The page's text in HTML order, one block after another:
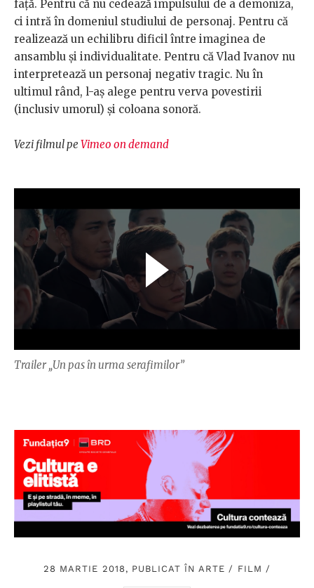
față. Pentru că nu cedează impulsului de a demoniza,
ci intră în domeniul studiului de personaj. Pentru că
realizează un echilibru dificil între imaginea de
ansamblu și individualitate. Pentru că Vlad Ivanov nu
interpretează un personaj negativ tragic. Nu în
ultimul rând, l-aș alege pentru verva povestirii
(inclusiv umorul) și coloana sonoră.
Vezi filmul pe Vimeo on demand
Trailer „Un pas în urma serafimilor”
28 MARTIE 2018, PUBLICAT ÎN ARTE / FILM /